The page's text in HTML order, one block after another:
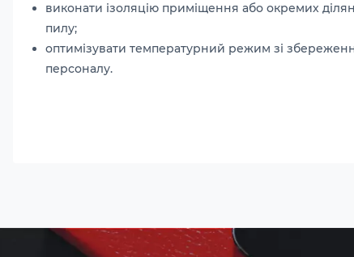
виконати ізоляцію приміщення або окремих
пилу;
оптимізувати температурний режим зі
персоналу.